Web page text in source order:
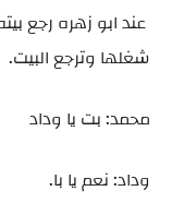
عند ابو زهره رجع
شغلها وترجع البيت.
محمد: بت يا وداد
وداد: نعم يا با.